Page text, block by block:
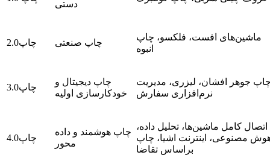
دستی
چاپ2.0 چاپ صنعتی
ماشین‌های افست، فلکسو، چاپ
انبوه
چاپ3.0
چاپ دیجیتال و
خودکارسازی اولیه
جوهر افشان، لیزری، مدیریت
نرم‌افزاری سفارش
چاپ4.0
چاپ هوشمند و داده
محور
اتصال کامل ماشین‌ها، تحلیل داده،
مصنوعی، اینترنت اشیا، چاپ
براساس تقاضا